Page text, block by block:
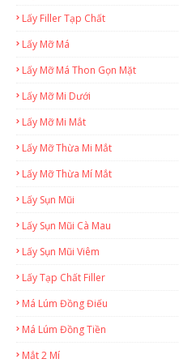
Lấy Filler Tạp Chất
Lấy Mỡ Má
Lấy Mỡ Má Thon Gọn Mặt
Lấy Mỡ Mi Dưới
Lấy Mỡ Mi Mắt
Lấy Mỡ Thừa Mi Mắt
Lấy Mỡ Thừa Mí Mắt
Lấy Sụn Mũi
Lấy Sụn Mũi Cà Mau
Lấy Sụn Mũi Viêm
Lấy Tạp Chất Filler
Má Lúm Đồng Điếu
Má Lúm Đồng Tiền
Mắt 2 Mí